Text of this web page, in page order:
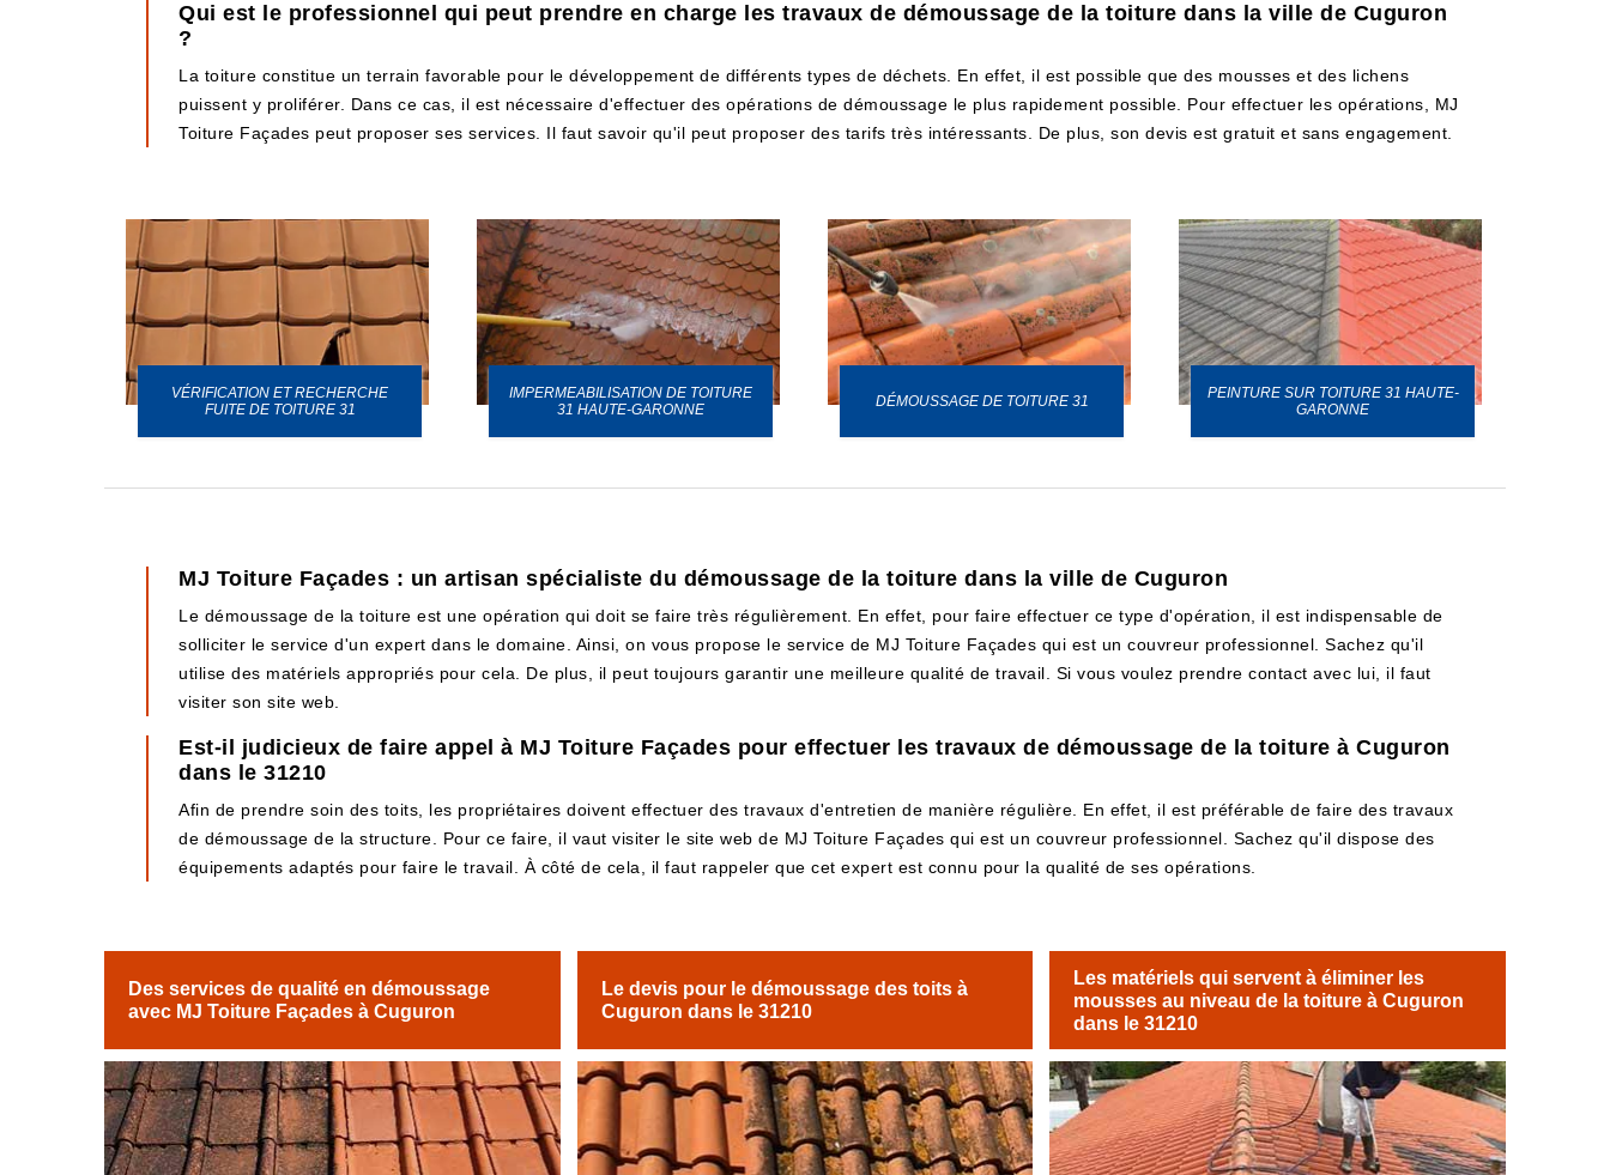
Qui est le professionnel qui peut prendre en charge les travaux de démoussage de la toiture dans la ville de Cuguron
?
La toiture constitue un terrain favorable pour le développement de différents types de déchets. En effet, il est possible que des mousses et des lichens
puissent y proliférer. Dans ce cas, il est nécessaire d'effectuer des opérations de démoussage le plus rapidement possible. Pour effectuer les opérations, MJ
Toiture Façades peut proposer ses services. Il faut savoir qu'il peut proposer des tarifs très intéressants. De plus, son devis est gratuit et sans engagement.
VÉRIFICATION ET RECHERCHE
FUITE DE TOITURE 31
IMPERMEABILISATION DE TOITURE
31 HAUTE-GARONNE
DÉMOUSSAGE DE TOITURE 31
PEINTURE SUR TOITURE 31 HAUTE-
GARONNE
MJ Toiture Façades : un artisan spécialiste du démoussage de la toiture dans la ville de Cuguron
Le démoussage de la toiture est une opération qui doit se faire très régulièrement. En effet, pour faire effectuer ce type d'opération, il est indispensable de
solliciter le service d'un expert dans le domaine. Ainsi, on vous propose le service de MJ Toiture Façades qui est un couvreur professionnel. Sachez qu'il
utilise des matériels appropriés pour cela. De plus, il peut toujours garantir une meilleure qualité de travail. Si vous voulez prendre contact avec lui, il faut
visiter son site web.
Est-il judicieux de faire appel à MJ Toiture Façades pour effectuer les travaux de démoussage de la toiture à Cuguron
dans le 31210
Afin de prendre soin des toits, les propriétaires doivent effectuer des travaux d'entretien de manière régulière. En effet, il est préférable de faire des travaux
de démoussage de la structure. Pour ce faire, il vaut visiter le site web de MJ Toiture Façades qui est un couvreur professionnel. Sachez qu'il dispose des
équipements adaptés pour faire le travail. À côté de cela, il faut rappeler que cet expert est connu pour la qualité de ses opérations.
Des services de qualité en démoussage
avec MJ Toiture Façades à Cuguron
Le devis pour le démoussage des toits à
Cuguron dans le 31210
Les matériels qui servent à éliminer les
mousses au niveau de la toiture à Cuguron
dans le 31210